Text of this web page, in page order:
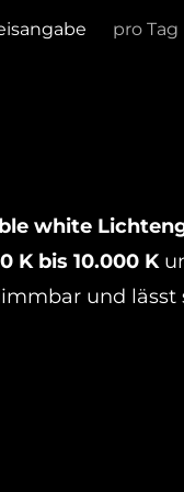
pro Tag
white
K bis 10.000 K
und